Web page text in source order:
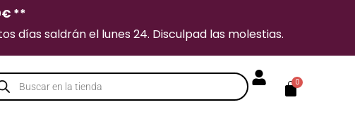
**
días saldrán el lunes 24. Disculpad las molestias.
0
Carrito